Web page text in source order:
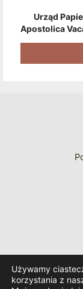
Urząd
Apostolica
Pawła II Do
Naklejek +
Używamy
korzystania z